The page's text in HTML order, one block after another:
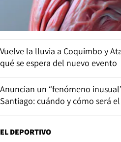
Vuelve la lluvia a Coquimbo y
qué se espera del nuevo evento
Anuncian un “fenómeno
Santiago: cuándo y cómo será
EL DEPORTIVO